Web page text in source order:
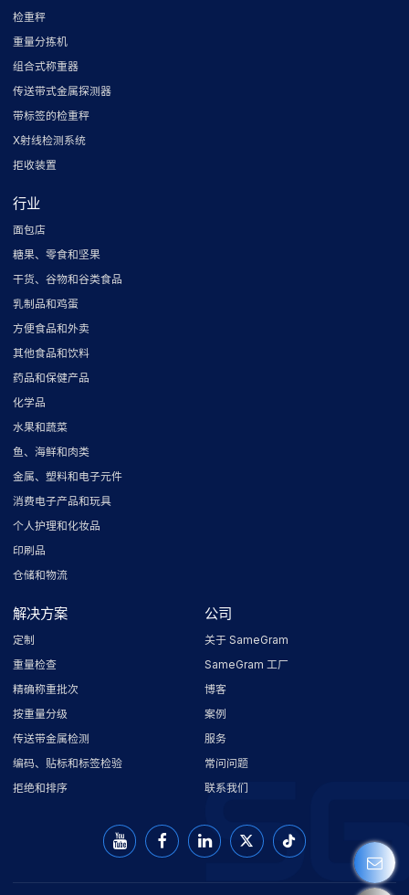
检重秤
重量分拣机
组合式称重器
传送带式金属探测器
带标签的检重秤
X射线检测系统
拒收装置
行业
面包店
糖果、零食和坚果
干货、谷物和谷类食品
乳制品和鸡蛋
方便食品和外卖
其他食品和饮料
药品和保健产品
化学品
水果和蔬菜
鱼、海鲜和肉类
金属、塑料和电子元件
消费电子产品和玩具
个人护理和化妆品
印刷品
仓储和物流
解决方案
定制
重量检查
精确称重批次
按重量分级
传送带金属检测
编码、贴标和标签检验
拒绝和排序
公司
关于 SameGram
SameGram 工厂
博客
案例
服务
常问问题
联系我们